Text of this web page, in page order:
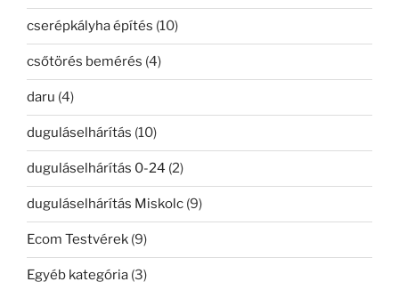
cserépkályha építés (10)
csőtörés bemérés (4)
daru (4)
duguláselhárítás (10)
duguláselhárítás 0-24 (2)
duguláselhárítás Miskolc (9)
Ecom Testvérek (9)
Egyéb kategória (3)